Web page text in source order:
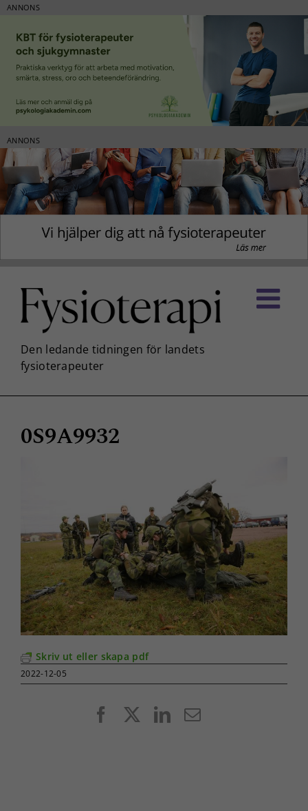
ANNONS
ANNONS
innehållet
0S9A9932
Skriv ut eller skapa pdf
2022-12-05
FacebookLinkedIn
E-